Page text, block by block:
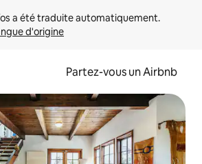
d'origine
Partez-vous un Airbnb